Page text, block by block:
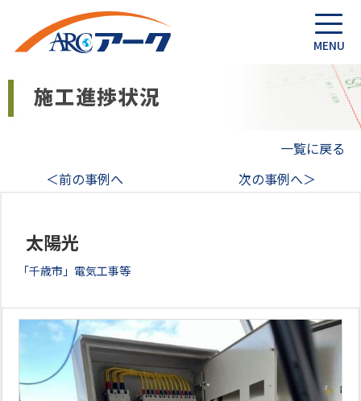
一覧に戻る
＜前の事例へ
次の事例へ＞
太陽光
「千歳市」電気工事等